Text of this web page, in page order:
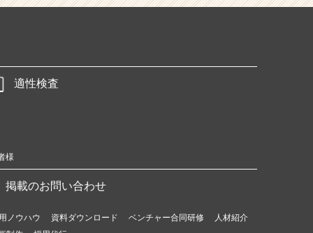
適性検査
様
掲載のお問い合わせ
ノウハウ 資料ダウンロード ベンチャー合同研修
人材紹介